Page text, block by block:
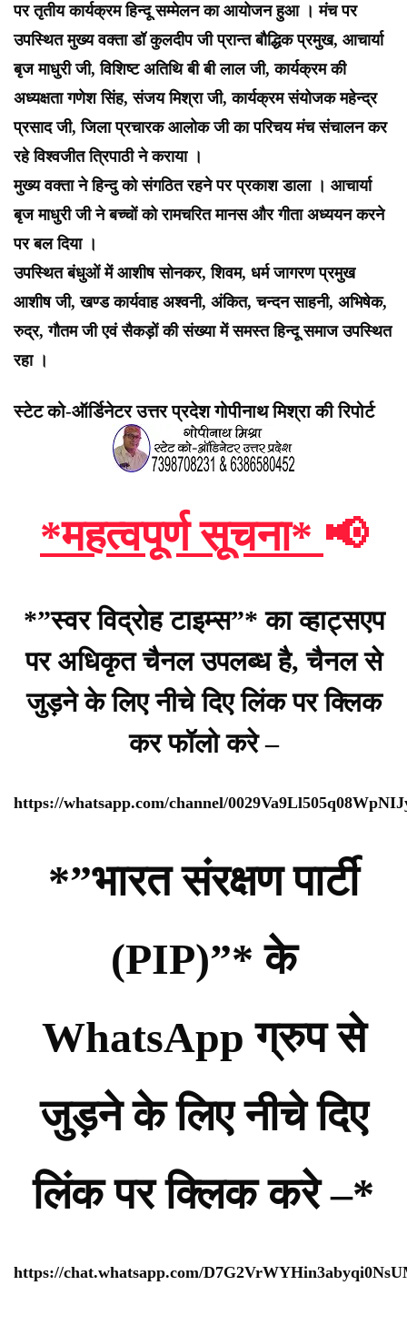
पर तृतीय कार्यक्रम हिन्दू सम्मेलन का आयोजन हुआ । मंच पर
उपस्थित मुख्य वक्ता डॉ कुलदीप जी प्रान्त बौद्धिक प्रमुख, आचार्या
बृज माधुरी जी, विशिष्ट अतिथि बी बी लाल जी, कार्यक्रम की
अध्यक्षता गणेश सिंह, संजय मिश्रा जी, कार्यक्रम संयोजक महेन्द्र
प्रसाद जी, जिला प्रचारक आलोक जी का परिचय मंच संचालन कर
रहे विश्वजीत त्रिपाठी ने कराया ।
मुख्य वक्ता ने हिन्दु को संगठित रहने पर प्रकाश डाला । आचार्या
बृज माधुरी जी ने बच्चों को रामचरित मानस और गीता अध्ययन करने
पर बल दिया ।
उपस्थित बंधुओं में आशीष सोनकर, शिवम, धर्म जागरण प्रमुख
आशीष जी, खण्ड कार्यवाह अश्वनी, अंकित, चन्दन साहनी, अभिषेक,
रुद्र, गौतम जी एवं सैकड़ों की संख्या में समस्त हिन्दू समाज उपस्थित
रहा ।
स्टेट को-ऑर्डिनेटर उत्तर प्रदेश गोपीनाथ मिश्रा की रिपोर्ट
*महत्वपूर्ण सूचना* 📢
*”स्वर विद्रोह टाइम्स”* का व्हाट्सएप
पर अधिकृत चैनल उपलब्ध है, चैनल से
जुड़ने के लिए नीचे दिए लिंक पर क्लिक
कर फॉलो करे –
https://whatsapp.com/channel/
*”भारत संरक्षण पार्टी
(PIP)”* के
WhatsApp ग्रुप से
जुड़ने के लिए नीचे दिए
लिंक पर क्लिक करे –*
https://chat.whatsapp.com/